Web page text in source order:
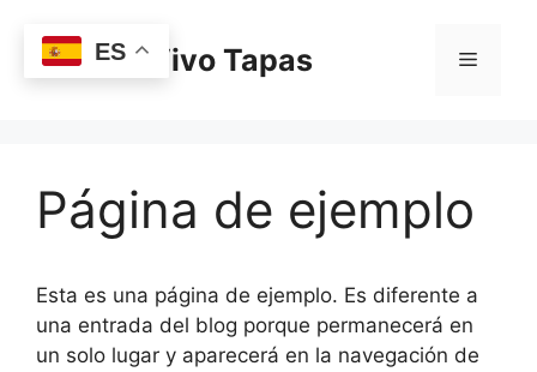
contenido
Carta - Vivo Tapas Menú
Página de ejemplo
Esta es una página de ejemplo. Es diferente a
una entrada del blog porque permanecerá en
un solo lugar y aparecerá en la navegación de
ES